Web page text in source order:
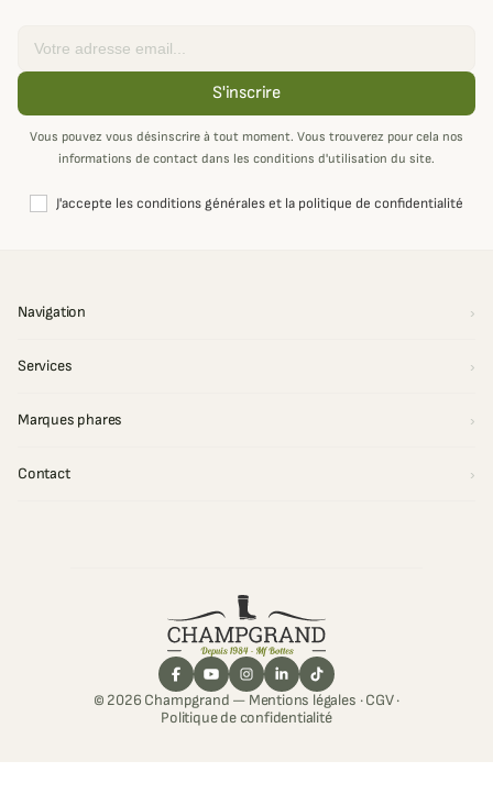
S'inscrire
Vous pouvez vous désinscrire à tout moment. Vous trouverez pour cela nos
informations de contact dans les conditions d'utilisation du site.
J'accepte les conditions générales et la politique de confidentialité
Navigation
Services
Marques phares
Contact
© 2026 Champgrand — Mentions légales ·CGV·
Politique de confidentialité